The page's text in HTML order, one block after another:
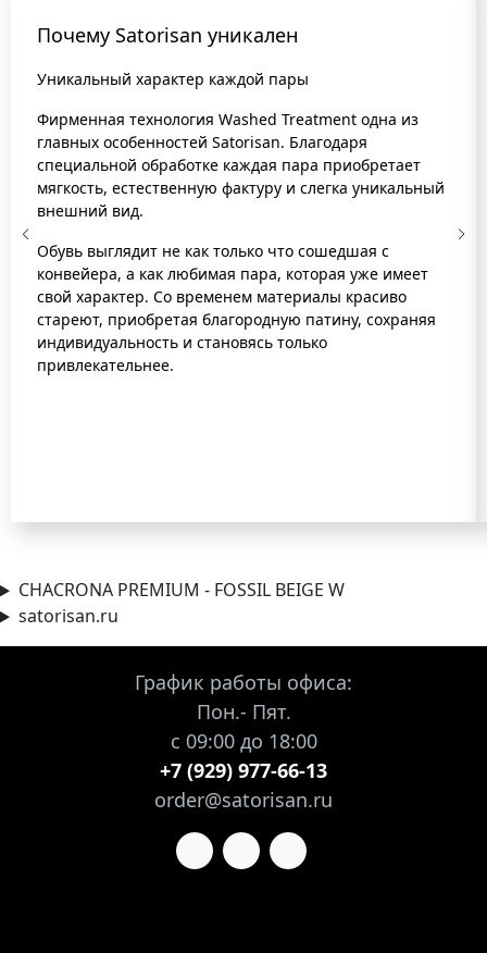
Почему Satorisan уникален
Уникальный характер каждой пары
Фирменная технология Washed Treatment одна из
главных особенностей Satorisan. Благодаря
специальной обработке каждая пара приобретает
мягкость, естественную фактуру и слегка уникальный
внешний вид.
Обувь выглядит не как только что сошедшая с
конвейера, а как любимая пара, которая уже имеет
свой характер. Со временем материалы красиво
стареют, приобретая благородную патину, сохраняя
индивидуальность и становясь только
привлекательнее.
CHACRONA PREMIUM - FOSSIL BEIGE W
satorisan.ru
График работы офиса:
Пон.- Пят.
с 09:00 до 18:00
+7 (929) 977-66-13
order@satorisan.ru